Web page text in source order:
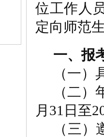
位工作人
定向师范
一、报
（一
（二）
月 31 日至
（三